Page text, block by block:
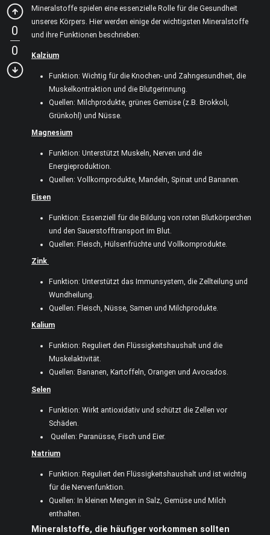
0
0
Mineralstoffe spielen eine essenzielle Rolle für die Gesundheit
unseres Körpers. Hier werden einige der wichtigsten Mineralstoffe
und ihre Funktionen beschrieben:
Kalzium
Funktion: Wichtig für die Knochen- und Zahngesundheit, die
Muskelkontraktion und die Blutgerinnung.
Quellen: Milchprodukte, grünes Gemüse (z.B. Brokkoli,
Grünkohl) und Nüsse.
Magnesium
Funktion: Unterstützt Muskeln, Nerven und die
Energieproduktion.
Quellen: Vollkornprodukte, Mandeln, Spinat und Bananen.
Eisen
Funktion: Essenziell für die Bildung von roten Blutkörperchen
und den Sauerstofftransport im Blut.
Quellen: Fleisch, Hülsenfrüchte und Vollkornprodukte.
Zink
Funktion: Unterstützt das Immunsystem, die Zellteilung und
Wundheilung.
Quellen: Fleisch, Nüsse, Samen und Milchprodukte.
Kalium
Funktion: Reguliert den Flüssigkeitshaushalt und die
Muskelaktivität.
Quellen: Bananen, Kartoffeln, Orangen und Avocados.
Selen
Funktion: Wirkt antioxidativ und schützt die Zellen vor
Schäden.
Quellen: Paranüsse, Fisch und Eier.
Natrium
Funktion: Reguliert den Flüssigkeitshaushalt und ist wichtig
für die Nervenfunktion.
Quellen: In kleinen Mengen in Salz, Gemüse und Milch
enthalten.
Mineralstoffe, die häufiger vorkommen sollten